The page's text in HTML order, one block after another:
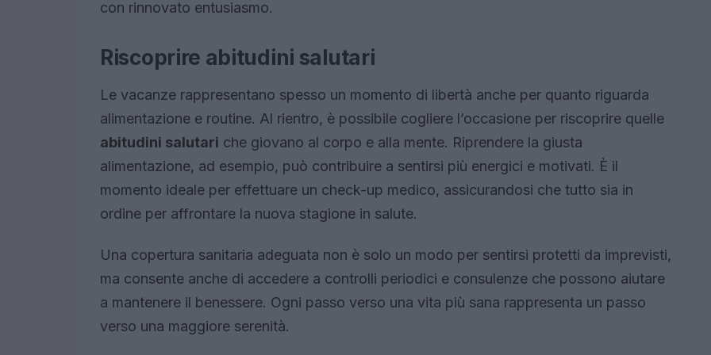
con rinnovato entusiasmo.
Riscoprire abitudini salutari
Le vacanze rappresentano spesso un momento di libertà anche per quanto riguarda
alimentazione e routine. Al rientro, è possibile cogliere l’occasione per riscoprire quelle
abitudini salutari che giovano al corpo e alla mente. Riprendere la giusta
alimentazione, ad esempio, può contribuire a sentirsi più energici e motivati. È il
momento ideale per effettuare un check-up medico, assicurandosi che tutto sia in
ordine per affrontare la nuova stagione in salute.
Una copertura sanitaria adeguata non è solo un modo per sentirsi protetti da imprevisti,
ma consente anche di accedere a controlli periodici e consulenze che possono aiutare
a mantenere il benessere. Ogni passo verso una vita più sana rappresenta un passo
verso una maggiore serenità.